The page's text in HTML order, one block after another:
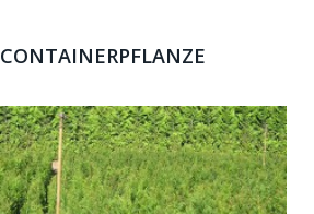
CONTAINERPFLANZE